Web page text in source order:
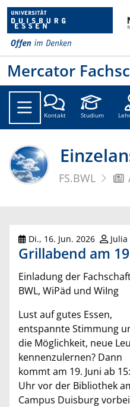
Mercator
Kontakt Studium
FS.BWL
Di., 16. Jun. 2026
Grillabend am
Einladung der
BWL, WiPäd und WiIng
Lust auf gutes Essen,
entspannte Stimmung
die Möglichkeit, neue
kennenzulernen? Dann
kommt am 19. Juni ab
Uhr vor der Bibliothek
Campus Duisburg